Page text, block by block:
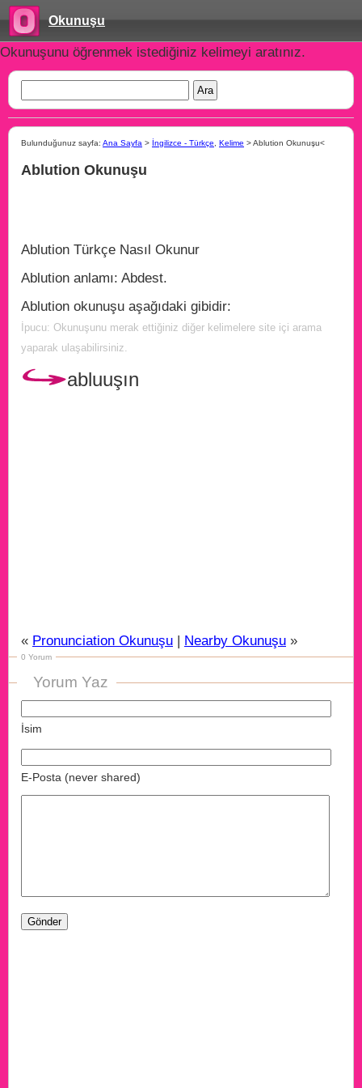
Okunuşu
Okunuşunu öğrenmek istediğiniz kelimeyi aratınız.
Bulunduğunuz sayfa: Ana Sayfa > İngilizce - Türkçe Kelime > Ablution Okunuşu<
Ablution Okunuşu
Ablution Türkçe Nasıl Okunur
Ablution anlamı: Abdest.
Ablution okunuşu aşağıdaki gibidir:
İpucu: Okunuşunu merak ettiğiniz diğer kelimelere site içi arama
yaparak ulaşabilirsiniz.
abluuşın
« Pronunciation Okunuşu | Nearby Okunuşu »
0 Yorum
Yorum Yaz
İsim
E-Posta (never shared)